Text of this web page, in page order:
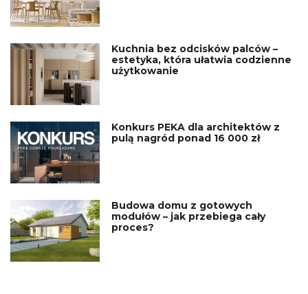
Kuchnia bez odcisków palców –
estetyka, która ułatwia codzienne
użytkowanie
Konkurs PEKA dla architektów z
pulą nagród ponad 16 000 zł
Budowa domu z gotowych
modułów – jak przebiega cały
proces?